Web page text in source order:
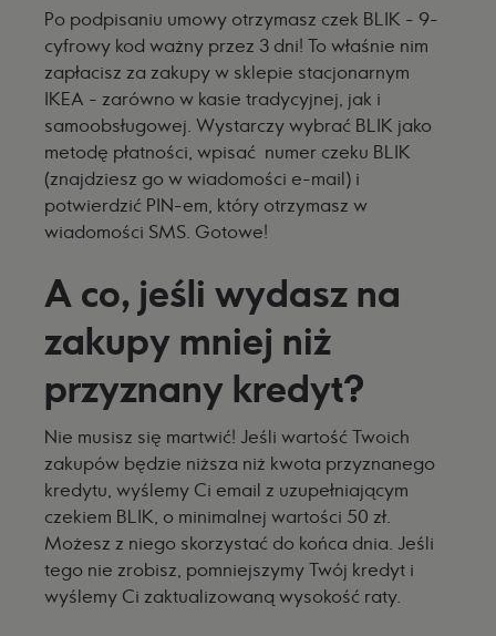
Po podpisaniu umowy otrzymasz czek BLIK - 9-
cyfrowy kod ważny przez 3 dni! To właśnie nim
zapłacisz za zakupy w sklepie stacjonarnym
IKEA - zarówno w kasie tradycyjnej, jak i
samoobsługowej. Wystarczy wybrać BLIK jako
metodę płatności, wpisać numer czeku BLIK
(znajdziesz go w wiadomości e-mail) i
potwierdzić PIN-em, który otrzymasz w
wiadomości SMS. Gotowe!
A co, jeśli wydasz na
zakupy mniej niż
przyznany kredyt?
Nie musisz się martwić! Jeśli wartość Twoich
zakupów będzie niższa niż kwota przyznanego
kredytu, wyślemy Ci email z uzupełniającym
czekiem BLIK, o minimalnej wartości 50 zł.
Możesz z niego skorzystać do końca dnia. Jeśli
tego nie zrobisz, pomniejszymy Twój kredyt i
wyślemy Ci zaktualizowaną wysokość raty.